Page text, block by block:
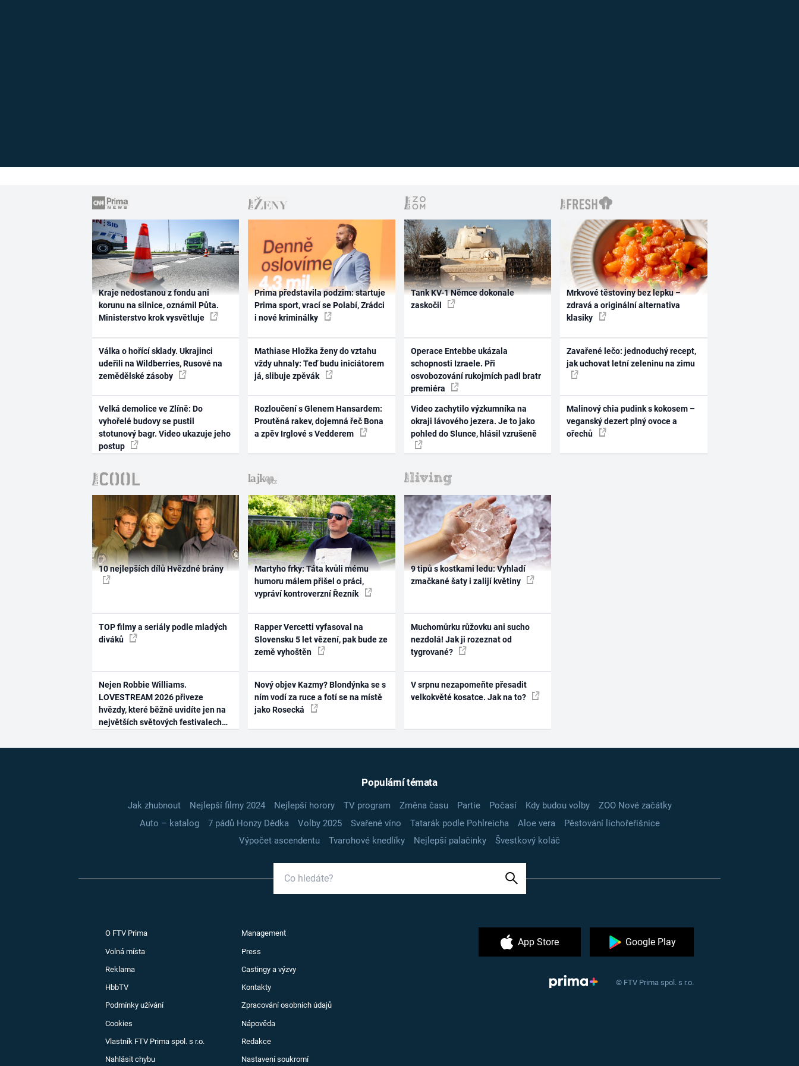
Kraje nedostanou z fondu ani
korunu na silnice, oznámil Půta.
Ministerstvo krok vysvětluje
Válka o hořící sklady. Ukrajinci
udeřili na Wildberries, Rusové na
zemědělské zásoby
Velká demolice ve Zlíně: Do
vyhořelé budovy se pustil
stotunový bagr. Video ukazuje jeho
postup
Prima představila podzim: startuje
Prima sport, vrací se Polabí, Zrádci
i nové kriminálky
Mathiase Hložka ženy do vztahu
vždy uhnaly: Teď budu iniciátorem
já, slibuje zpěvák
Rozloučení s Glenem Hansardem:
Proutěná rakev, dojemná řeč Bona
a zpěv Irglové s Vedderem
Tank KV-1 Němce dokonale
zaskočil
Operace Entebbe ukázala
schopnosti Izraele. Při
osvobozování rukojmích padl bratr
premiéra
Video zachytilo výzkumníka na
okraji lávového jezera. Je to jako
pohled do Slunce, hlásil vzrušeně
Mrkvové těstoviny bez lepku –
zdravá a originální alternativa
klasiky
Zavařené lečo: jednoduchý recept,
jak uchovat letní zeleninu na zimu
Malinový chia pudink s kokosem –
veganský dezert plný ovoce a
ořechů
10 nejlepších dílů Hvězdné brány
TOP filmy a seriály podle mladých
diváků
Nejen Robbie Williams.
LOVESTREAM 2026 přiveze
hvězdy, které běžně uvidíte jen na
největších světových festivalech
Martyho frky: Táta kvůli mému
humoru málem přišel o práci,
vypráví kontroverzní Řezník
Rapper Vercetti vyfasoval na
Slovensku 5 let vězení, pak bude ze
země vyhoštěn
Nový objev Kazmy? Blondýnka se s
ním vodí za ruce a fotí se na místě
jako Rosecká
9 tipů s kostkami ledu: Vyhladí
zmačkané šaty i zalijí květiny
Muchomůrku růžovku ani sucho
nezdolá! Jak ji rozeznat od
tygrované?
V srpnu nezapomeňte přesadit
velkokvěté kosatce. Jak na to?
Populární témata
Jak zhubnout Nejlepší filmy 2024 Nejlepší horory TV program Změna času Partie Počasí Kdy budou volby
ZOO Nové začátky
Auto – katalog
7 pádů Honzy Dědka Volby 2025 Svařené víno Tatarák podle Pohlreicha Aloe vera
Pěstování lichořeřišnice
Výpočet ascendentu
Tvarohové knedlíky Nejlepší palačinky Švestkový koláč
O FTV Prima Management
Volná místa Press
Reklama Castingy a výzvy
HbbTV Kontakty
Podmínky užívání Zpracování osobních údajů
Cookies Nápověda
Vlastník FTV Prima spol. s r.o. Redakce
Nahlásit chybu Nastavení soukromí
App Store Google Play
© FTV Prima spol. s r.o.